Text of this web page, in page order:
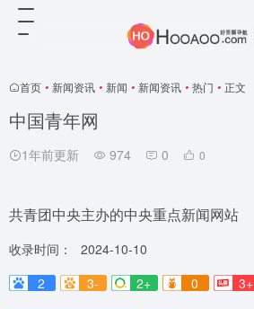
首页 • 新闻资讯 • 新闻 • 新闻资讯 • 热门 • 正文
中国青年网
1年前更新 974 0 0
共青团中央主办的中央重点新闻网站
收录时间：
2024-10-10
2
3- 2+ 0 3+